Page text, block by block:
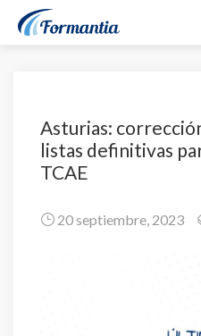
Asturias:
listas definitivas
TCAE
20 septiembre, 2023